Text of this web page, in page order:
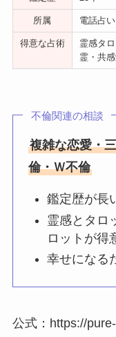
所属 電話占
得意な占術
霊感タ
霊・共
不倫関連の相談
複雑な恋愛・
倫・Ｗ不倫
鑑定歴が長
霊感とタロ
ロットが得
幸せになる
公式： https://